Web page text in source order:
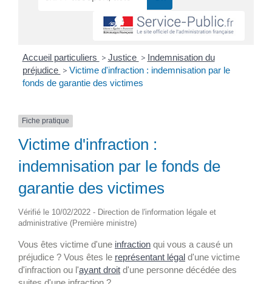
Accueil particuliers > Justice > Indemnisation du
préjudice > Victime d'infraction : indemnisation par le
fonds de garantie des victimes
Fiche pratique
Victime d'infraction :
indemnisation par le fonds de
garantie des victimes
Vérifié le 10/02/2022 - Direction de l'information légale et
administrative (Première ministre)
Vous êtes victime d'une infraction qui vous a causé un
préjudice ? Vous êtes le représentant légal d'une victime
d'infraction ou l'ayant droit d'une personne décédée des